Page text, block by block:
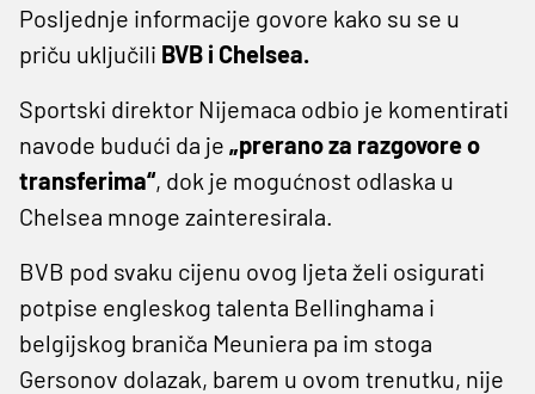
Posljednje informacije govore kako su se u
priču uključili BVB i Chelsea.
Sportski direktor Nijemaca odbio je komentirati
navode budući da je „prerano za razgovore o
transferima“, dok je mogućnost odlaska u
Chelsea mnoge zainteresirala.
BVB pod svaku cijenu ovog ljeta želi osigurati
potpise engleskog talenta Bellinghama i
belgijskog braniča Meuniera pa im stoga
Gersonov dolazak, barem u ovom trenutku, nije